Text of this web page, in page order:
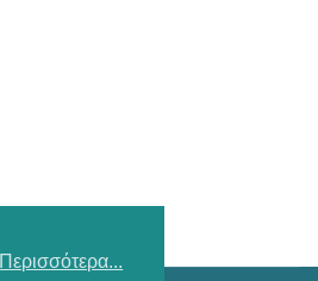
Περισσότερα...